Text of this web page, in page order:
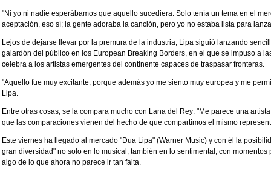
"Ni yo ni nadie esperábamos que aquello sucediera. Solo tenía un tema en el
aceptación, eso sí; la gente adoraba la canción, pero yo no estaba lista para
Lejos de dejarse llevar por la premura de la industria, Lipa siguió lanzando
galardón del público en los European Breaking Borders, en el que se impuso a
celebra a los artistas emergentes del continente capaces de traspasar fronteras.
"Aquello fue muy excitante, porque además yo me siento muy europea y me
Lipa.
Entre otras cosas, se la compara mucho con Lana del Rey: "Me parece una
que las comparaciones vienen del hecho de que compartimos el mismo
Este viernes ha llegado al mercado "Dua Lipa" (Warner Music) y con él la
gran diversidad" no solo en lo musical, también en lo sentimental, con
algo de lo que ahora no parece ir tan falta.